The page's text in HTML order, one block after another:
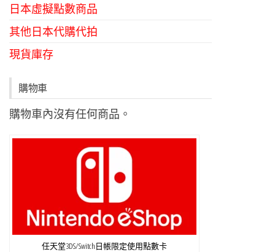
日本虛擬點數商品
其他日本代購代拍
現貨庫存
購物車
購物車內沒有任何商品。
任天堂3DS/Switch日帳限定使用點數卡